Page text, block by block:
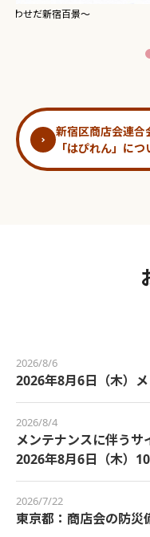
新宿区商店会連合
「はぴれん」につ
2026/8/6
2026年8月6日（木）
2026/8/4
メンテナンスに伴うサ
2026年8月6日（木）
2026/7/22
東京都：商店会の防災